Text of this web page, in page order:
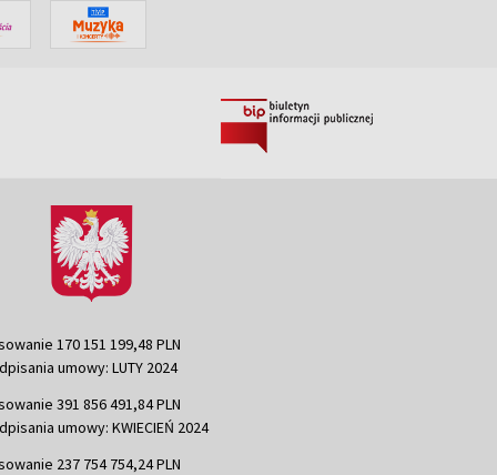
170 151 199,48 PLN
umowy: LUTY 2024
391 856 491,84 PLN
umowy: KWIECIEŃ 2024
237 754 754,24 PLN